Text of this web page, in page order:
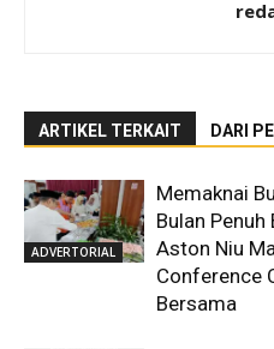
ARTIKEL TERKAIT DARI
ADVERTORIAL
Memaknai
Bulan Penuh
Aston Niu
Conference
Bersama